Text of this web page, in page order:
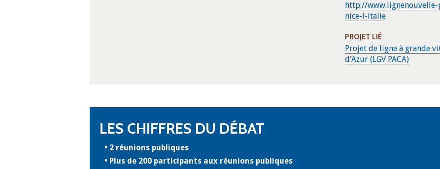
http://www.lignenouvelle-
nice-l-italie
PROJET LIÉ
Projet de ligne à grande
d'Azur (LGV PACA)
LES CHIFFRES DU DÉBAT
2 réunions publiques
Plus de 200 participants aux réunions publiques